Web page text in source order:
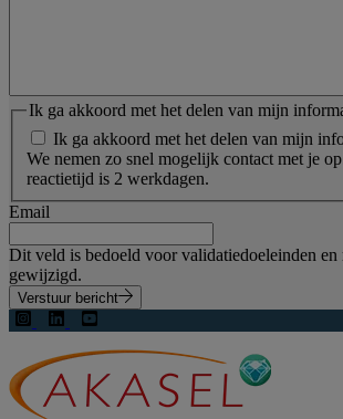
Ik ga akkoord met het delen van mijn
Ik ga akkoord met het delen van mijn
We nemen zo snel mogelijk contact met je
reactietijd is 2 werkdagen.
Email
Dit veld is bedoeld voor validatiedoeleinden en
gewijzigd.
Verstuur bericht